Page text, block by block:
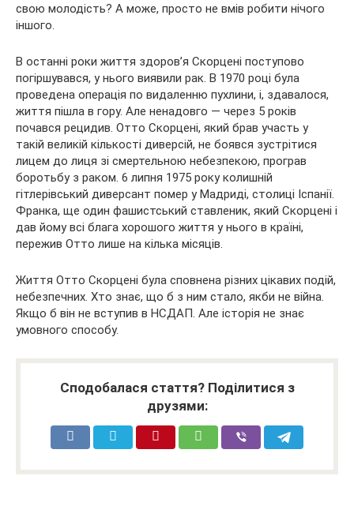
свою молодість? А може, просто не вмів робити нічого
іншого.
В останні роки життя здоров’я Скорцені поступово
погіршувався, у нього виявили рак. В 1970 році була
проведена операція по видаленню пухлини, і, здавалося,
життя пішла в гору. Але ненадовго — через 5 років
почався рецидив. Отто Скорцені, який брав участь у
такій великій кількості диверсій, не боявся зустрітися
лицем до лиця зі смертельною небезпекою, програв
боротьбу з раком. 6 липня 1975 року колишній
гітлерівський диверсант помер у Мадриді, столиці Іспанії.
Франка, ще один фашистський ставленик, який Скорцені і
дав йому всі блага хорошого життя у нього в країні,
пережив Отто лише на кілька місяців.
Життя Отто Скорцені була сповнена різних цікавих подій,
небезпечних. Хто знає, що б з ним стало, якби не війна.
Якщо б він не вступив в НСДАП. Але історія не знає
умовного способу.
Сподобалася стаття? Поділитися з
друзями: